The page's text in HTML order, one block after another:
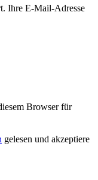
Ihre E-Mail-Adresse
Browser für
gelesen und akzeptiere